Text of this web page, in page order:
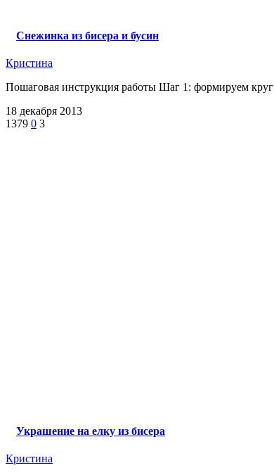
Снежинка из бисера и бусин
Кристина
Пошаговая инструкция работы Шаг 1: формируем круг
18 декабря 2013
1379 0 3
Украшение на елку из бисера
Кристина